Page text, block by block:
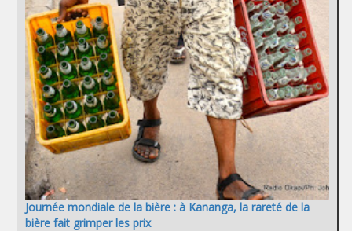
Journée mondiale de la bière : à Kananga, la rareté de la
bière fait grimper les prix